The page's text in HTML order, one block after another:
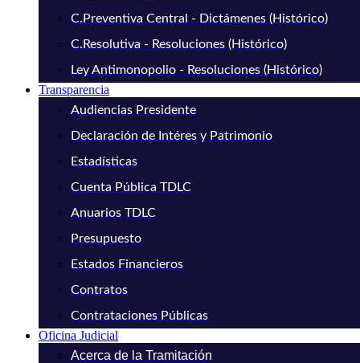
C.Preventiva Central - Dictámenes (Histórico)
C.Resolutiva - Resoluciones (Histórico)
Ley Antimonopolio - Resoluciones (Histórico)
Transparencia
Audiencias Presidente
Declaración de Intéres y Patrimonio
Estadísticas
Cuenta Pública TDLC
Anuarios TDLC
Presupuesto
Estados Financieros
Contratos
Contrataciones Públicas
Oficina Judicial
Acerca de la Tramitación